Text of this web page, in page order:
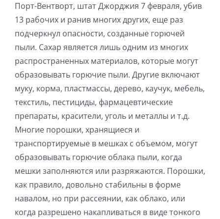
Порт-Вентворт, штат Джорджия 7 февраля, убив
13 рабочих и ранив многих других, еще раз
подчеркнул опасности, созданные горючей
пыли. Сахар является лишь одним из многих
распространенных материалов, которые могут
образовывать горючие пыли. Другие включают
муку, корма, пластмассы, дерево, каучук, мебель,
текстиль, пестициды, фармацевтические
препараты, красители, уголь и металлы и т.д.
Многие порошки, хранящиеся и
транспортируемые в мешках с объемом, могут
образовывать горючие облака пыли, когда
мешки заполняются или разряжаются. Порошки,
как правило, довольно стабильны в форме
навалом, но при рассеянии, как облако, или
когда разрешено накапливаться в виде тонкого